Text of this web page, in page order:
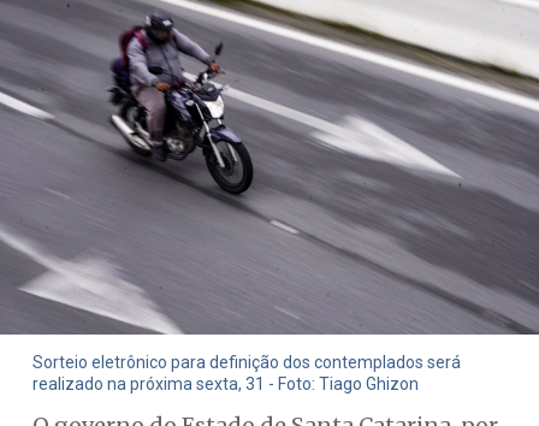
Sorteio eletrônico para definição dos contemplados será
realizado na próxima sexta, 31 - Foto: Tiago Ghizon